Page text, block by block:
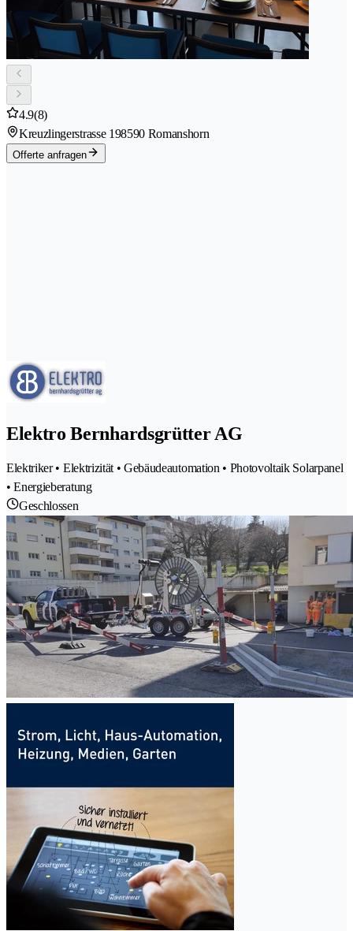
4.9(8)
Kreuzlingerstrasse 198590 Romanshorn
Offerte anfragen
Elektro Bernhardsgrütter AG
Elektriker • Elektrizität • Gebäudeautomation • Photovoltaik Solarpanel
• Energieberatung
Geschlossen